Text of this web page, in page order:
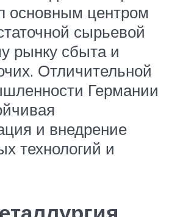
основным центром
сырьевой
рынку сбыта и
Отличительной
Германии
и внедрение
технологий и